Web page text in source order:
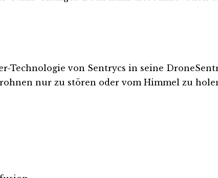
Technologie von Sentrycs in seine
nur zu stören oder vom Himmel zu